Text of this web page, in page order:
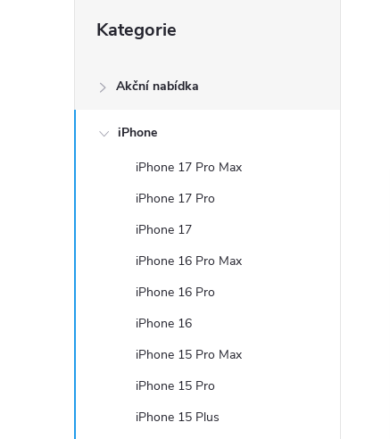
s
kategorie
Kategorie
Akční nabídka
iPhone
iPhone 17 Pro Max
iPhone 17 Pro
iPhone 17
iPhone 16 Pro Max
iPhone 16 Pro
iPhone 16
iPhone 15 Pro Max
iPhone 15 Pro
iPhone 15 Plus